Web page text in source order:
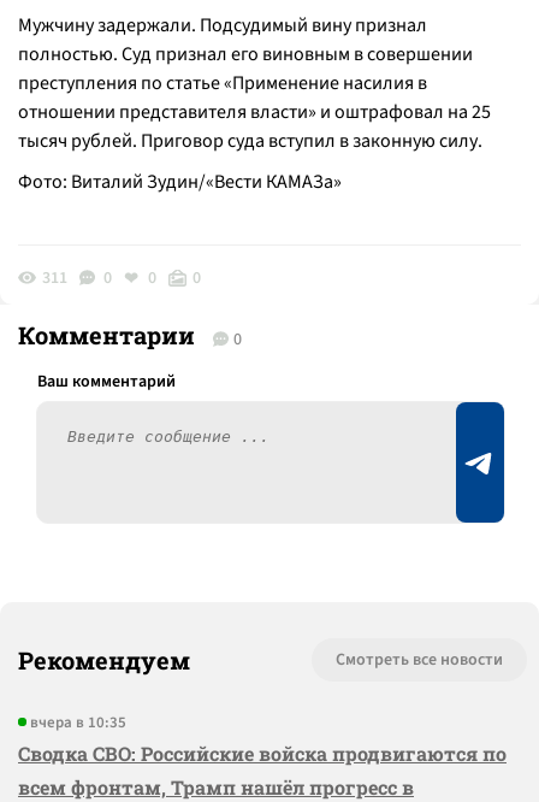
Мужчину задержали. Подсудимый вину признал
полностью. Суд признал его виновным в совершении
преступле­ния по статье «Применение насилия в
отношении представителя власти» и оштрафовал на 25
тысяч рублей. Приговор суда вступил в законную силу.
Фото: Виталий Зудин/«Вести КАМАЗа»
311 0 0 0
Комментарии 0
Рекомендуем Смотреть все новости
вчера в 10:35
Сводка СВО: Российские войска продвигаются по
всем фронтам, Трамп нашёл прогресс в